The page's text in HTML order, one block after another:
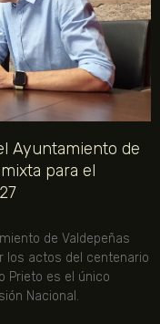
Ayuntamiento de
para el
de Valdepeñas
los actos del centenario
Prieto es el único
Nacional.